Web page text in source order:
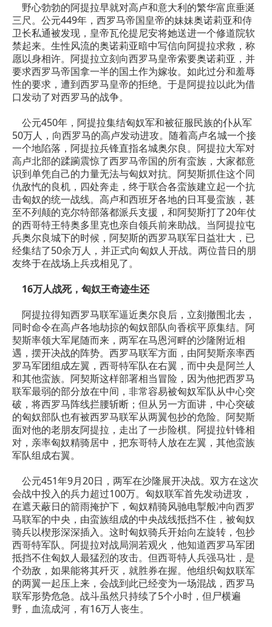
野心勃勃的阿提拉早就对高卢和意大利的繁华富庶垂涎
三尺。公元449年，西罗马帝国皇帝的妹妹奥诺莉亚和侍
卫长私通被发现，皇帝瓦伦提尼安将她送进一个修道院软
禁起来。生性风流的奥诺莉亚暗中写信向阿提拉求救，称
愿以身相许。阿提拉立刻向西罗马皇帝索要奥诺莉亚，并
要求西罗马帝国拿一半的国土作为嫁妆。如此过分和羞辱
性的要求，遭到西罗马皇帝的拒绝。于是阿提拉以此为借
口发动了对西罗马的战争。
公元450年，阿提拉集结匈奴军和被征服民族的仆从军
50万人，向西罗马的高卢发动进攻。随着高卢名城一个接
一个地陷落，阿提拉兵锋直指名城奥尔良。阿提拉大军对
高卢北部的蹂躏震惊了西罗马帝国的所有蛮族，大家都意
识到单凭自己的力量无法与匈奴对抗。阿契斯抓住这个同
仇敌忾的良机，四处奔走，终于联合各蛮族建立起一个抗
击匈奴的统一战线。高卢和西班牙各地的日耳曼蛮族，甚
至不列颠的克尔特部落都派兵支援，和阿契斯打了20年仗
的西哥特王特奥多里克也亲自领兵前来助战。当阿提拉屯
兵奥尔良城下的时候，阿契斯的西罗马联军日益壮大，已
经集结了50余万人，并正式向匈奴人开战。两位昔日的朋
友终于在战场上兵戎相见了。
16万人战死，匈奴王奇迹生还
阿提拉得知西罗马联军逼近奥尔良后，立刻撤围北去，
同时命令在高卢各地劫掠的匈奴部队向香槟平原集结。阿
契斯率领大军尾随而来，两军在马恩河畔的沙隆附近相
遇，摆开决战的阵势。西罗马联军方面，由阿契斯亲率西
罗马军团组成左翼，西哥特军队在右翼，而中央是阿兰人
和其他蛮族。阿契斯这样部署相当冒险，因为他把西罗马
联军最弱的部分放在中间，非常容易被匈奴军队从中心突
破，将西罗马阵线拦腰斩断；但从另一方面讲，中心突破
的匈奴部队也有被西罗马联军从两翼包抄的危险。阿契斯
面对他的老朋友阿提拉，走出了一步险棋。阿提拉针锋相
对，亲率匈奴精骑居中，把东哥特人放在左翼，其他蛮族
军队组成右翼。
公元451年9月20日，两军在沙隆展开决战。双方在这次
会战中投入的兵力超过100万。匈奴联军首先发动进攻，
在遮天蔽日的箭雨掩护下，匈奴精骑风驰电掣般冲向西罗
马联军的中央，由蛮族组成的中央战线抵挡不住，被匈奴
骑兵以楔形深深插入。这时匈奴骑兵开始向左旋转，包抄
西哥特军队。阿提拉对战局洞若观火，他知道西罗马军团
抵挡不住匈奴人最猛烈的攻击。但西哥特人兵强马壮，是
个劲敌，如果能将其歼灭，就胜券在握。他组织匈奴联军
的两翼一起压上来，会战到此已经变为一场混战，西罗马
联军形势危急。战斗虽然只持续了5个小时，但尸横遍
野，血流成河，有16万人丧生。